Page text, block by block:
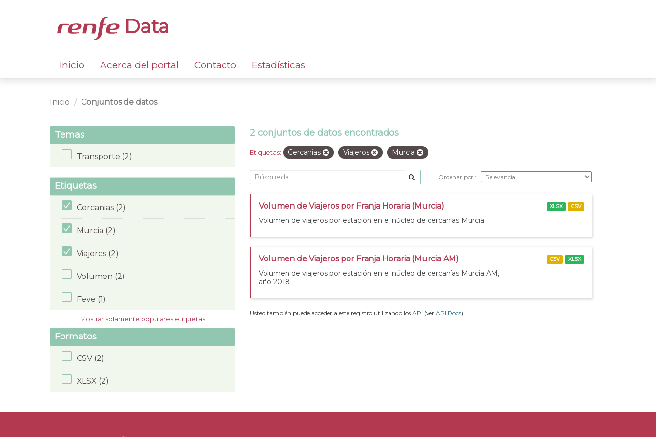
Data
Inicio Acerca del portal Contacto Estadísticas
Inicio Conjuntos de datos
Temas
Transporte (2)
Etiquetas
Cercanias (2)
Murcia (2)
Viajeros (2)
Volumen (2)
Feve (1)
Mostrar solamente populares etiquetas
Formatos
CSV (2)
XLSX (2)
2 conjuntos de datos encontrados
Etiquetas: Cercanias Viajeros Murcia
Ordenar por
Volumen de Viajeros por Franja Horaria (Murcia)
Volumen de viajeros por estación en el núcleo de cercanías Murcia
XLSX CSV
Volumen de Viajeros por Franja Horaria (Murcia AM)
Volumen de viajeros por estación en el núcleo de cercanías Murcia AM,
año 2018
CSV XLSX
Usted también puede acceder a este registro utilizando los API (ver API Docs).